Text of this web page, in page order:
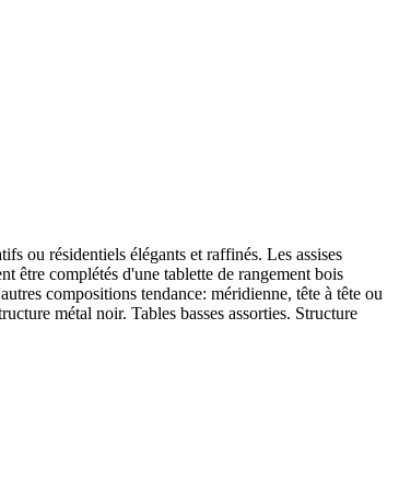
ou résidentiels élégants et raffinés. Les assises
être complétés d'une tablette de rangement bois
compositions tendance: méridienne, tête à tête ou
métal noir. Tables basses assorties. Structure